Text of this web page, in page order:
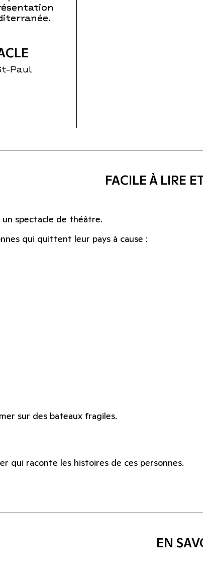
Paul
FACILE À LIRE
spectacle de théâtre.
qui quittent leur pays à cause :
sur des bateaux fragiles.
qui raconte les histoires de ces personnes.
EN